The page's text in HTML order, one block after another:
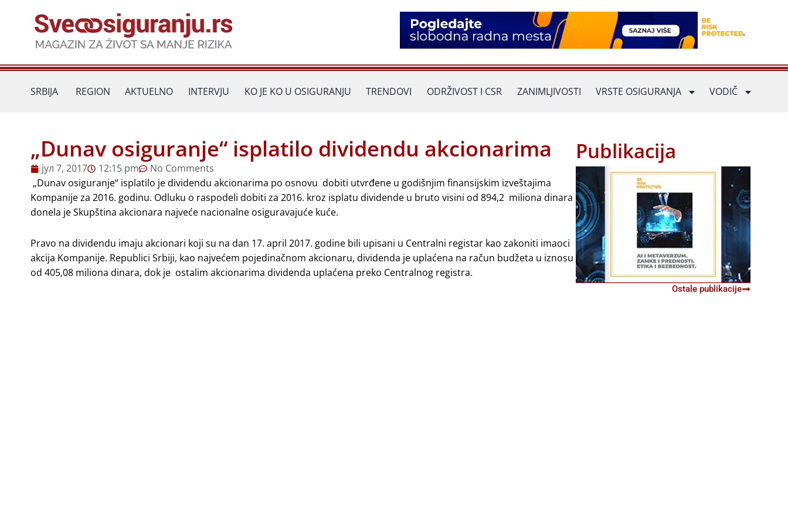
SRBIJA REGION AKTUELNO INTERVJU KO JE KO U OSIGURANJU TRENDOVI ODRŽIVOST I CSR ZANIMLJIVOSTI VRSTE OSIGURANJA VODIČ
„Dunav osiguranje“ isplatilo dividendu akcionarima
јул 7, 2017 12:15 pm
No Comments
„Dunav osiguranje“ isplatilo je dividendu akcionarima po osnovu dobiti utvrđene u godišnjim finansijskim izveštajima
Kompanije za 2016. godinu. Odluku o raspodeli dobiti za 2016. kroz isplatu dividende u bruto visini od 894,2 miliona dinara
donela je Skupština akcionara najveće nacionalne osiguravajuće kuće.
Pravo na dividendu imaju akcionari koji su na dan 17. april 2017. godine bili upisani u Centralni registar kao zakoniti imaoci
akcija Kompanije. Republici Srbiji, kao najvećem pojedinačnom akcionaru, dividenda je uplaćena na račun budžeta u iznosu
od 405,08 miliona dinara, dok je ostalim akcionarima dividenda uplaćena preko Centralnog registra.
Publikacija
Ostale publikacije